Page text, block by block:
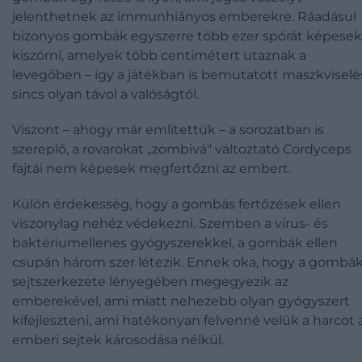
jelenthetnek az immunhiányos emberekre. Ráadásul
bizonyos gombák egyszerre több ezer spórát képesek
kiszórni, amelyek több centimétert utaznak a
levegőben – így a játékban is bemutatott
sincs olyan távol a valóságtól.
Viszont – ahogy már említettük – a sorozatban is
szereplő, a rovarokat „zombivá" változtató Cordyceps
fajtái nem képesek megfertőzni az embert.
Külön érdekesség, hogy a gombás fertőzések ellen
viszonylag nehéz védekezni. Szemben a vírus- és
baktériumellenes gyógyszerekkel, a gombák ellen
csupán három szer létezik. Ennek oka, hogy a
sejtszerkezete lényegében megegyezik az
emberekével, ami miatt nehezebb olyan gyógyszert
kifejleszteni, ami hatékonyan felvenné velük a harcot
emberi sejtek károsodása nélkül.